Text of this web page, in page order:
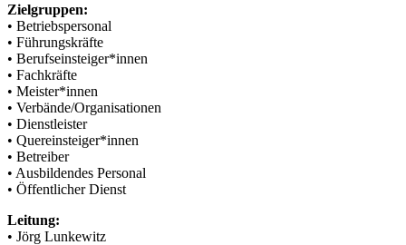
Zielgruppen:
• Betriebspersonal
• Führungskräfte
• Berufseinsteiger*innen
• Fachkräfte
• Meister*innen
• Verbände/Organisationen
• Dienstleister
• Quereinsteiger*innen
• Betreiber
• Ausbildendes Personal
• Öffentlicher Dienst
Leitung:
• Jörg Lunkewitz